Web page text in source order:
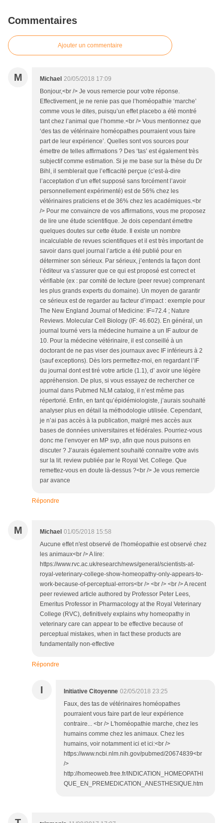
Commentaires
Ajouter un commentaire
M Michael 20/05/2018 17:09
Bonjour,<br /> Je vous remercie pour votre réponse.
Effectivement, je ne renie pas que l’homéopathie ‘marche’
comme vous le dites, puisqu’un effet placebo a été montré
tant chez l’animal que l’homme.<br /> Vous mentionnez que
‘des tas de vétérinaire homéopathes pourraient vous faire
part de leur expérience’. Quelles sont vos sources pour
émettre de telles affirmations ? Des ‘tas’ est également très
subjectif comme estimation. Si je me base sur la thèse du Dr
Bihl, il semblerait que l’efficacité perçue (c’est-à-dire
l’acceptation d’un effet supposé sans forcément l’avoir
personnellement expérimenté) est de 56% chez les
vétérinaires praticiens et de 36% chez les académiques.<br
/> Pour me convaincre de vos affirmations, vous me proposez
de lire une étude scientifique. Je dois cependant émettre
quelques doutes sur cette étude. Il existe un nombre
incalculable de revues scientifiques et il est très important de
savoir dans quel journal l’article a été publié pour en
déterminer son sérieux. Par sérieux, j’entends la façon dont
l’éditeur va s’assurer que ce qui est proposé est correct et
vérifiable (ex : par comité de lecture (peer revue) comprenant
les plus grands experts du domaine). Un moyen de garantir
ce sérieux est de regarder au facteur d’impact : exemple pour
The New England Journal of Medicine: IF=72.4 ; Nature
Reviews. Molecular Cell Biology (IF: 46.602). En général, un
journal tourné vers la médecine humaine a un IF autour de
10. Pour la médecine vétérinaire, il est conseillé à un
doctorant de ne pas viser des journaux avec IF inférieurs à 2
(sauf exceptions). Dès lors permettez-moi, en regardant l’IF
du journal dont est tiré votre article (1.1), d’ avoir une légère
appréhension. De plus, si vous essayez de rechercher ce
journal dans Pubmed NLM catalog, il n’est même pas
répertorié. Enfin, en tant qu’épidémiologiste, j’aurais souhaité
analyser plus en détail la méthodologie utilisée. Cependant,
je n’ai pas accès à la publication, malgré mes accès aux
bases de données universitaires et fédérales. Pourriez-vous
donc me l’envoyer en MP svp, afin que nous puisons en
discuter ? J’aurais également souhaité connaitre votre avis
sur la lit. review publiée par le Royal Vet. College. Que
remettez-vous en doute là-dessus ?<br /> Je vous remercie
par avance
Répondre
M Michael 01/05/2018 15:58
Aucune effet n'est observé de l'homéopathie est observé chez
les animaux<br /> A lire:
https://www.rvc.ac.uk/research/news/general/scientists-at-
royal-veterinary-college-show-homeopathy-only-appears-to-
work-because-of-perceptual-errors<br /> <br /> <br /> A recent
peer reviewed article authored by Professor Peter Lees,
Emeritus Professor in Pharmacology at the Royal Veterinary
College (RVC), definitively explains why homeopathy in
veterinary care can appear to be effective because of
perceptual mistakes, when in fact these products are
fundamentally non-effective
Répondre
I Initiative Citoyenne 02/05/2018 23:25
Faux, des tas de vétérinaires homéopathes
pourraient vous faire part de leur expérience
contraire... <br /> L'homéopathie marche, chez les
humains comme chez les animaux. Chez les
humains, voir notamment ici et ici:<br />
https://www.ncbi.nlm.nih.gov/pubmed/20674839<br
/>
http://homeoweb.free.fr/INDICATION_HOMEOPATHI
QUE_EN_PREMEDICATION_ANESTHESIQUE.htm